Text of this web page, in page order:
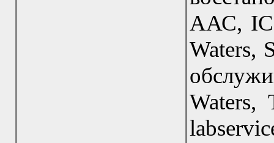
ААС,
Waters,
Waters,